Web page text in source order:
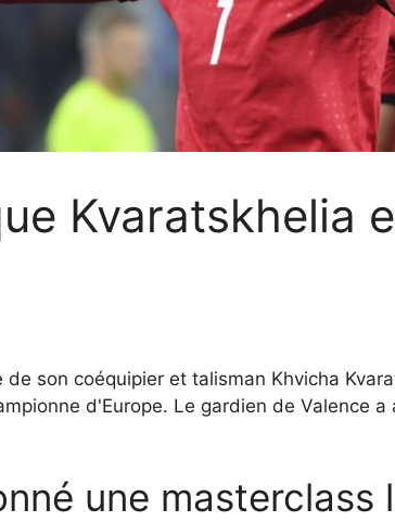
Kvaratskhelia
son coéquipier et talisman Khvicha
d'Europe. Le gardien de Valence
une